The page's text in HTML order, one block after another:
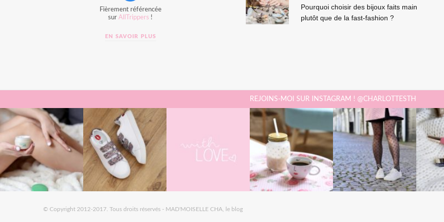
Fièrement référencée
surAllTrippers !
EN SAVOIR PLUS
Pourquoi choisir des bijoux faits main
plutôt que de la fast-fashion ?
REJOINS-MOI SUR INSTAGRAM ! @CHARLOTTESTH
© Copyright 2012-2017. Tous droits réservés - MAD'MOISELLE CHA, le blog